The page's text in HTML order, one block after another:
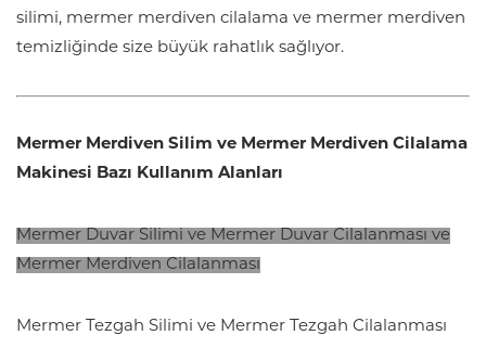
silimi, mermer merdiven cilalama ve mermer merdiven
temizliğinde size büyük rahatlık sağlıyor.
Mermer Merdiven Silim ve Mermer Merdiven Cilalama
Makinesi Bazı Kullanım Alanları
Mermer Duvar Silimi ve Mermer Duvar Cilalanması ve
Mermer Merdiven Cilalanması
Mermer Tezgah Silimi ve Mermer Tezgah Cilalanması